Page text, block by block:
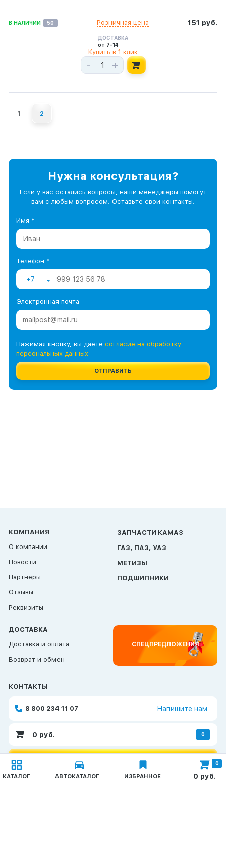
В НАЛИЧИИ 50 151 руб.
Розничная цена
ДОСТАВКА
от 7-14
- +
Купить в 1 клик
1 2
Нужна консультация?
Если у вас остались вопросы, наши менеджеры помогут
вам с любым вопросом. Оставьте свои контакты.
Имя *
Телефон *
+7
Электронная почта
Нажимая кнопку, вы даете согласие на обработку
персональных данных
ОТПРАВИТЬ
КОМПАНИЯ
О компании
Новости
Партнеры
Отзывы
Реквизиты
ЗАПЧАСТИ КАМАЗ
ГАЗ, ПАЗ, УАЗ
МЕТИЗЫ
ПОДШИПНИКИ
ДОСТАВКА
Доставка и оплата
Возврат и обмен
СПЕЦПРЕДЛОЖЕНИЯ
КОНТАКТЫ
8 800 234 11 07 Напишите нам
0 руб. 0
КАТАЛОГ АВТОКАТАЛОГ ИЗБРАННОЕ 0 руб.
0
Каталог